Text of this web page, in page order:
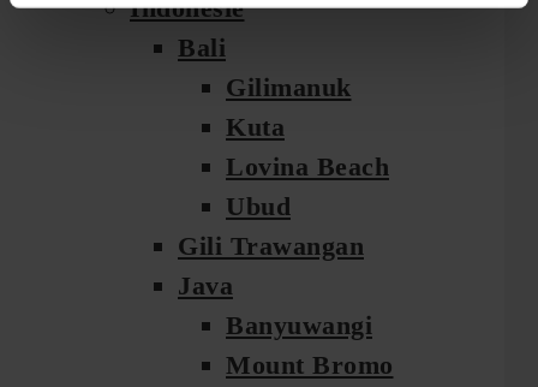
Indonesië
Bali
Gilimanuk
Kuta
Lovina Beach
Ubud
Gili Trawangan
Java
Banyuwangi
Mount Bromo